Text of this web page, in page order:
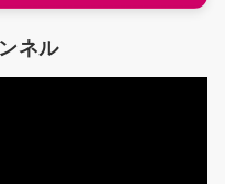
ネル